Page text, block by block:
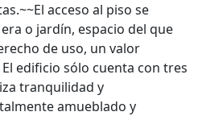
acceso al piso se
o jardín, espacio del que
de uso, un valor
edificio sólo cuenta con tres
tranquilidad y
amueblado y